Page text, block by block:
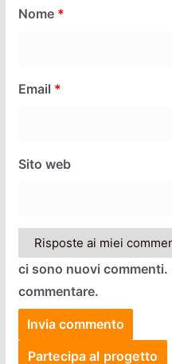
Nome *
Email *
Sito web
ci sono nuovi commenti.
commentare.
Partecipa al progetto